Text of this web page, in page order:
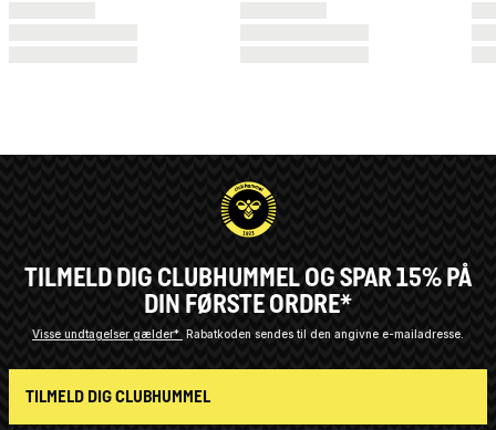
TILMELD DIG CLUBHUMMEL OG SPAR 15% PÅ
DIN FØRSTE ORDRE*
Visse undtagelser gælder* Rabatkoden sendes til den angivne e-mailadresse.
TILMELD DIG CLUBHUMMEL